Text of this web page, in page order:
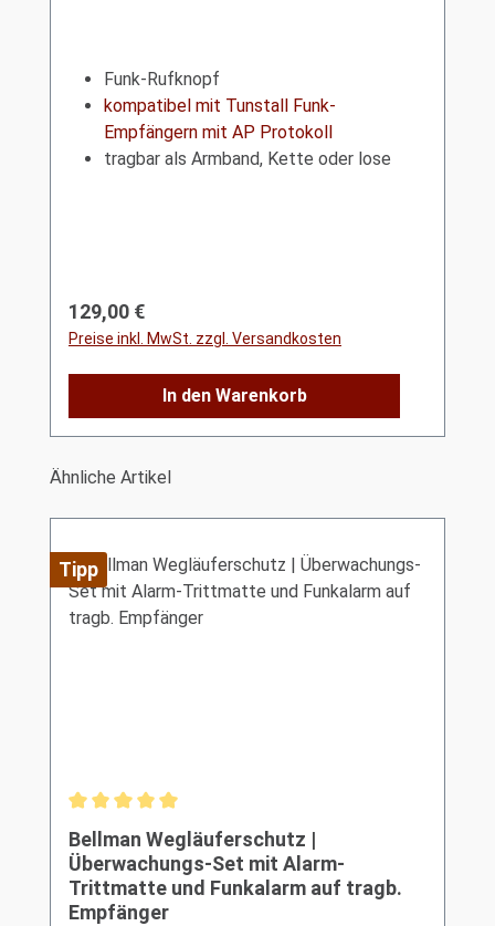
Funk-Rufknopf
kompatibel mit Tunstall Funk-
Empfängern mit AP Protokoll
tragbar als Armband, Kette oder lose
Regulärer Preis:
129,00 €
Preise inkl. MwSt. zzgl. Versandkosten
In den Warenkorb
Produktgalerie überspringen
Ähnliche Artikel
Tipp
Durchschnittliche Bewertung von 5 von 5 Sternen
Bellman Wegläuferschutz |
Überwachungs-Set mit Alarm-
Trittmatte und Funkalarm auf tragb.
Empfänger